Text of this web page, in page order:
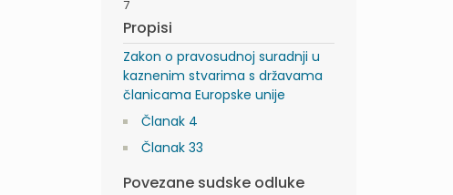
7
Propisi
Zakon o pravosudnoj suradnji u
kaznenim stvarima s državama
članicama Europske unije
Članak 4
Članak 33
Povezane sudske odluke